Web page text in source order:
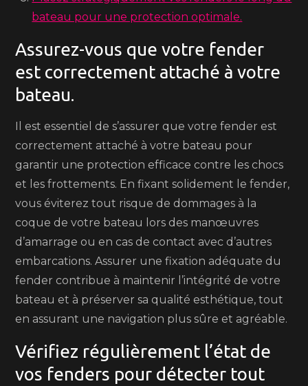
bateau pour une protection optimale.
Assurez-vous que votre fender
est correctement attaché à votre
bateau.
Il est essentiel de s’assurer que votre fender est
correctement attaché à votre bateau pour
garantir une protection efficace contre les chocs
et les frottements. En fixant solidement le fender,
vous éviterez tout risque de dommages à la
coque de votre bateau lors des manœuvres
d’amarrage ou en cas de contact avec d’autres
embarcations. Assurer une fixation adéquate du
fender contribue à maintenir l’intégrité de votre
bateau et à préserver sa qualité esthétique, tout
en assurant une navigation plus sûre et agréable.
Vérifiez régulièrement l’état de
vos fenders pour détecter tout